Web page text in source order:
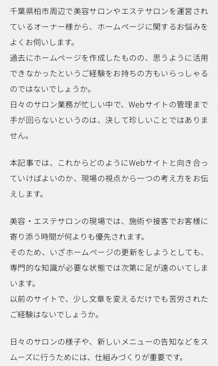
千葉県柏市周辺で美容サロンやエステサロンを運営され
ているオーナー様から、ホームページに関するお悩みを
よくお伺いします。
過去にホームページを作成したものの、思うように活用
できなかったというご経験をお持ちの方もいらっしゃる
のではないでしょうか。
日々のサロン業務が忙しい中で、Webサイトの管理まで
手が回らないというのは、決して珍しいことではありま
せん。
本記事では、これからどのようにWebサイトと向き合っ
ていけばよいのか、現場の視点から一つの考え方をお伝
えします。
美容・エステサロンの現場では、施術や接客でお客様に
寄り添う時間が何よりも優先されます。
そのため、いざホームページの更新をしようとしても、
専門的な知識が必要な状態では次第に足が遠のいてしま
います。
以前のサイトで、少し文章を変えるだけでも苦労された
ご経験はないでしょうか。
日々のサロンの様子や、新しいメニューの告知などをス
ムーズに行うためには、仕組みづくりが重要です。